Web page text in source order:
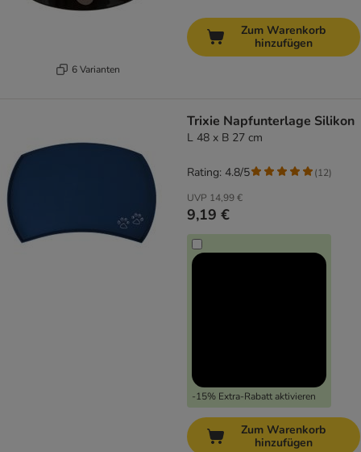
6 Varianten
Zum Warenkorb
hinzufügen
Trixie Napfunterlage Silikon
L 48 x B 27 cm
UVP 14,99 €
9,19 €
-15% Extra-Rabatt aktivieren
Rating: 4.8/5 (12)
Zum Warenkorb
hinzufügen